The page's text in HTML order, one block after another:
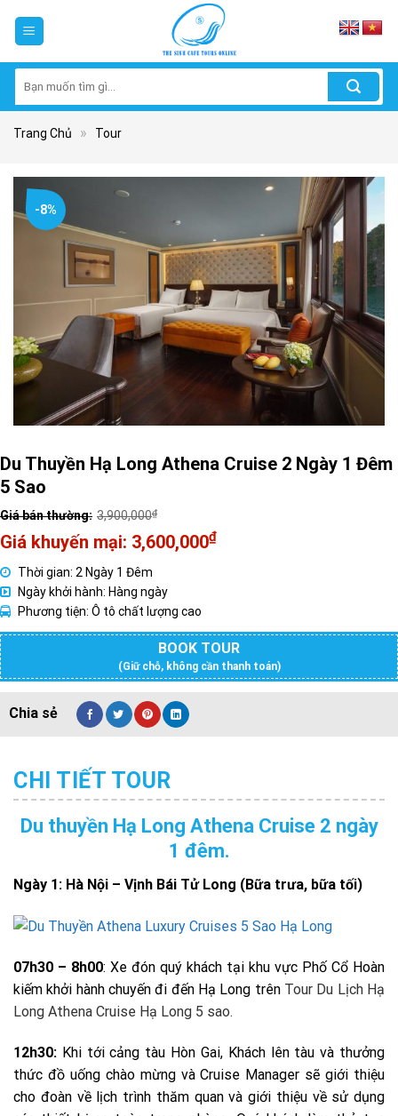
kiếm:
Trang Chủ » Tour
-8%
Du Thuyền Hạ Long Athena Cruise 2 Ngày 1 Đêm
5 Sao
3,900,000₫
Giá
gốc
là:
3,900,000₫.
3,600,000₫
Giá
hiện
tại
là:
3,600,000₫.
Thời gian: 2 Ngày 1 Đêm
Ngày khởi hành: Hàng ngày
Phương tiện: Ô tô chất lượng cao
BOOK TOUR
(Giữ chỗ, không cần thanh toán)
CHI TIẾT TOUR
Du thuyền Hạ Long Athena Cruise 2 ngày
1 đêm.
Ngày 1: Hà Nội – Vịnh Bái Tử Long (Bữa trưa, bữa tối)
07h30 – 8h00: Xe đón quý khách tại khu vực Phố Cổ Hoàn
kiếm khởi hành chuyến đi đến Hạ Long trênTour Du Lịch Hạ
Long Athena Cruise Hạ Long 5 sao.
12h30: Khi tới cảng tàu Hòn Gai, Khách lên tàu và thưởng
thức đồ uống chào mừng và Cruise Manager sẽ giới thiệu
cho đoàn về lịch trình thăm quan và giới thiệu về sử dụng